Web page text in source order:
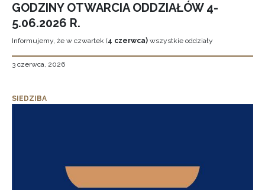
GODZINY OTWARCIA ODDZIAŁÓW 4-
5.06.2026 R.
Informujemy, że w czwartek (4 czerwca) wszystkie oddziały
3 czerwca, 2026
SIEDZIBA